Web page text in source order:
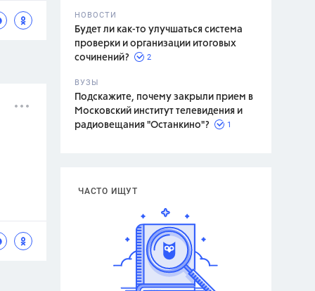
НОВОСТИ
Будет ли как-то улучшаться система
проверки и организации итоговых
сочинений?
2
ВУЗЫ
Подскажите, почему закрыли прием в
Московский институт телевидения и
радиовещания "Останкино"?
1
ЧАСТО ИЩУТ